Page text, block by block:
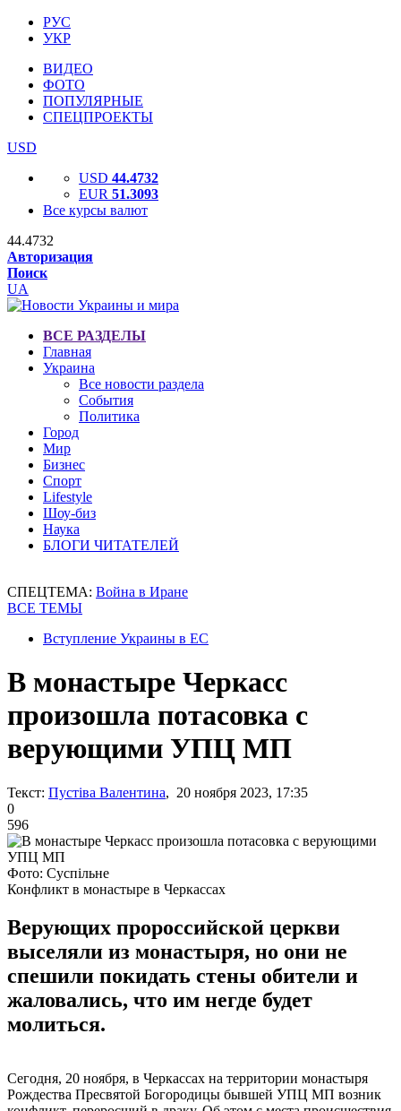
РУС
УКР
ВИДЕО
ФОТО
ПОПУЛЯРНЫЕ
СПЕЦПРОЕКТЫ
USD
USD 44.4732
EUR 51.3093
Все курсы валют
44.4732
Авторизация
Поиск
UA
ВСЕ РАЗДЕЛЫ
Главная
Украина
Все новости раздела
События
Политика
Город
Мир
Бизнес
Спорт
Lifestyle
Шоу-биз
Наука
БЛОГИ ЧИТАТЕЛЕЙ
СПЕЦТЕМА: Война в Иране
ВСЕ ТЕМЫ
Вступление Украины в ЕС
В монастыре Черкасс
произошла потасовка с
верующими УПЦ МП
Текст: Пустіва Валентина, 20 ноября 2023, 17:35
0
596
Фото: Суспільне
Конфликт в монастыре в Черкассах
Верующих пророссийской церкви
выселяли из монастыря, но они не
спешили покидать стены обители и
жаловались, что им негде будет
молиться.
Сегодня, 20 ноября, в Черкассах на территории монастыря
Рождества Пресвятой Богородицы бывшей УПЦ МП возник